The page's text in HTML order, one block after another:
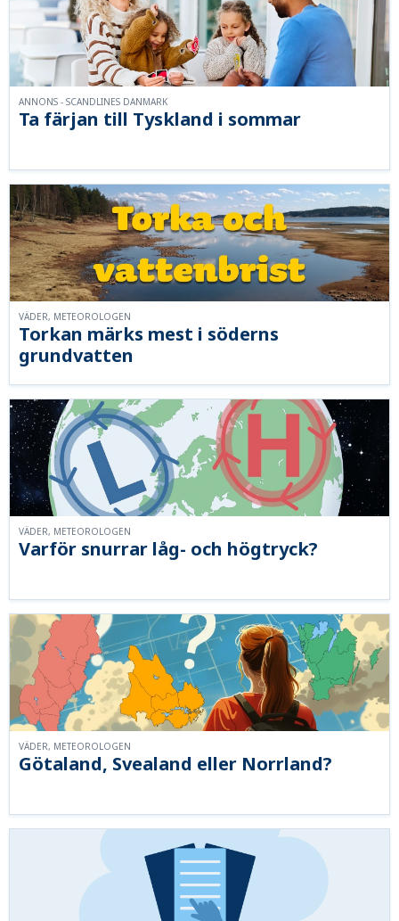
Ta färjan till Tyskland i sommar
ANNONS - SCANDLINES DANMARK
Torkan märks mest i söderns
grundvatten
VÄDER, METEOROLOGEN
Varför snurrar låg- och högtryck?
VÄDER, METEOROLOGEN
Götaland, Svealand eller Norrland?
VÄDER, METEOROLOGEN